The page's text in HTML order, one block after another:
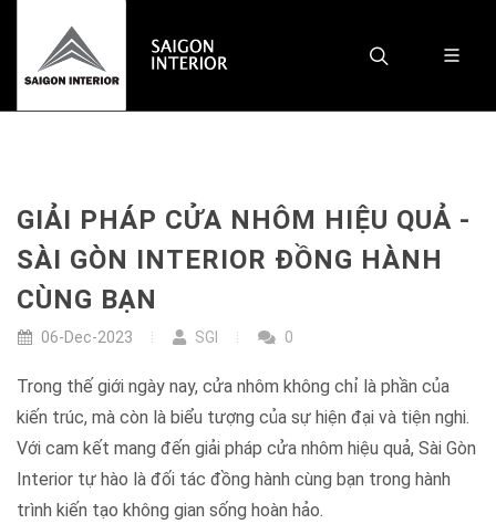
GIẢI PHÁP CỬA NHÔM HIỆU QUẢ -
SÀI GÒN INTERIOR ĐỒNG HÀNH
CÙNG BẠN
06-Dec-2023 SGI 0
Trong thế giới ngày nay, cửa nhôm không chỉ là phần của
kiến trúc, mà còn là biểu tượng của sự hiện đại và tiện nghi.
Với cam kết mang đến giải pháp cửa nhôm hiệu quả, Sài Gòn
Interior tự hào là đối tác đồng hành cùng bạn trong hành
trình kiến tạo không gian sống hoàn hảo.